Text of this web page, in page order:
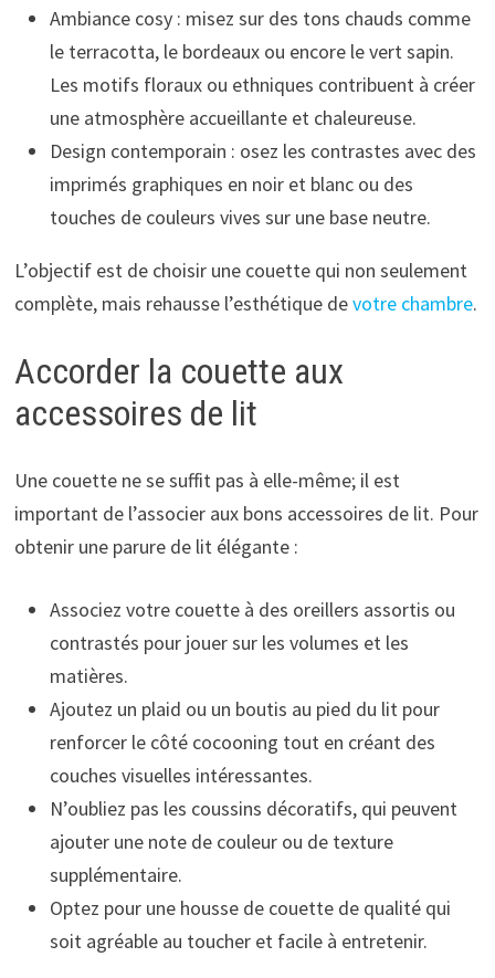
Ambiance cosy : misez sur des tons chauds comme
le terracotta, le bordeaux ou encore le vert sapin.
Les motifs floraux ou ethniques contribuent à créer
une atmosphère accueillante et chaleureuse.
Design contemporain : osez les contrastes avec des
imprimés graphiques en noir et blanc ou des
touches de couleurs vives sur une base neutre.
L’objectif est de choisir une couette qui non seulement
complète, mais rehausse l’esthétique devotre chambre.
Accorder la couette aux
accessoires de lit
Une couette ne se suffit pas à elle-même; il est
important de l’associer aux bons accessoires de lit. Pour
obtenir une parure de lit élégante :
Associez votre couette à des oreillers assortis ou
contrastés pour jouer sur les volumes et les
matières.
Ajoutez un plaid ou un boutis au pied du lit pour
renforcer le côté cocooning tout en créant des
couches visuelles intéressantes.
N’oubliez pas les coussins décoratifs, qui peuvent
ajouter une note de couleur ou de texture
supplémentaire.
Optez pour une housse de couette de qualité qui
soit agréable au toucher et facile à entretenir.